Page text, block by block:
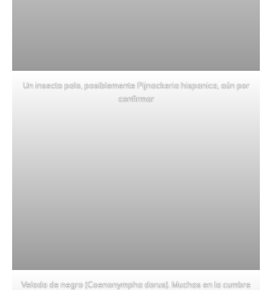
Un insecto palo, posiblemente Pijnackeria hispanica, aún por
confirmar
Velada de negro (Coenonympha dorus). Muchas en la cumbre